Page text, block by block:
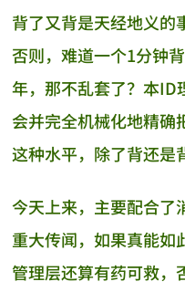
背了又背是天经地义的
否则，难道一个1分钟
年，那不乱套了？本ID
会并完全机械化地精确
这种水平，除了背还是
今天上来，主要配合了
重大传闻，如果真能如
管理层还算有药可救，